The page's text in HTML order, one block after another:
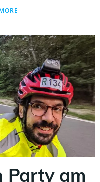
Party am